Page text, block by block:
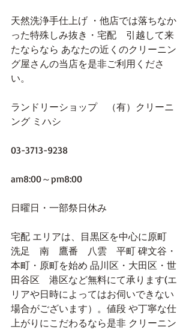
天然洗浄手仕上げ ・他店では落ちなか
った特殊しみ抜き・宅配　引越して来
たならなら あなたの近くのクリーニン
グ屋さんの当店を是非ご利用くださ
い。
ランドリーショップ　（有）クリーニ
ング ミハシ
03-3713-9238
am8:00～pm8:00
日曜日・一部祭日休み
宅配 エリアは、目黒区を中心に原町
洗足　南　鷹番　八雲　平町 碑文谷・
本町・原町を始め 品川区・大田区・世
田谷区　港区など無料にて承ります(エ
リアや日時によってはお伺いできない
場合がございます）。値段 や丁寧な仕
上がりにこだわるなら是非 クリーニン